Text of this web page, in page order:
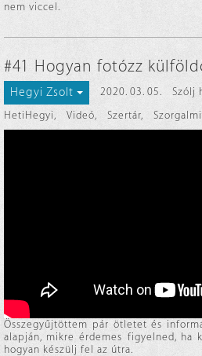
nem viccel.
#41 Hogyan fotózz
Hegyi Zsolt 2020. 03. 05.
Szólj
HetiHegyi , Videó, Szertár, Szorgalmi
Összegyűjtöttem pár ötletet és
alapján, mikre érdemes figyelned, ha
hogyan készülj fel az útra.